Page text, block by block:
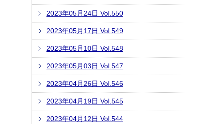
2023年05月24日 Vol.550
2023年05月17日 Vol.549
2023年05月10日 Vol.548
2023年05月03日 Vol.547
2023年04月26日 Vol.546
2023年04月19日 Vol.545
2023年04月12日 Vol.544